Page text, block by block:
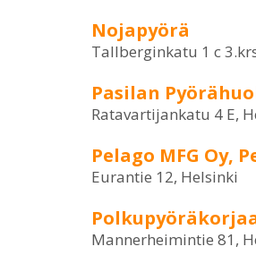
Nojapyörä
Tallberginkatu 1 c
Pasilan
Ratavartijankatu 4 E,
Pelago MFG Oy,
Eurantie 12, Helsinki
Mannerheimintie 81,